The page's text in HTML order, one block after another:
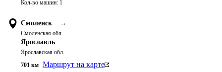
Кол-во машин: 1
Смоленск →
Смоленская обл.
Ярославль
Ярославская обл.
701 км Маршрут на карте